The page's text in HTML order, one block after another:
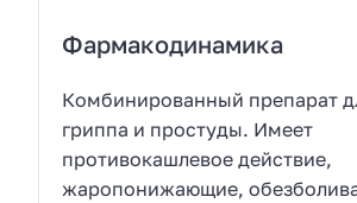
Фармакодинамика
Комбинированный препарат
гриппа и простуды. Имеет
противокашлевое действие,
жаропонижающие,